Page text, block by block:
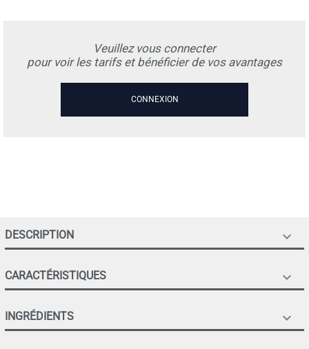
Veuillez vous connecter
pour voir les tarifs et bénéficier de vos avantages
CONNEXION
DESCRIPTION 
CARACTÉRISTIQUES 
INGRÉDIENTS 